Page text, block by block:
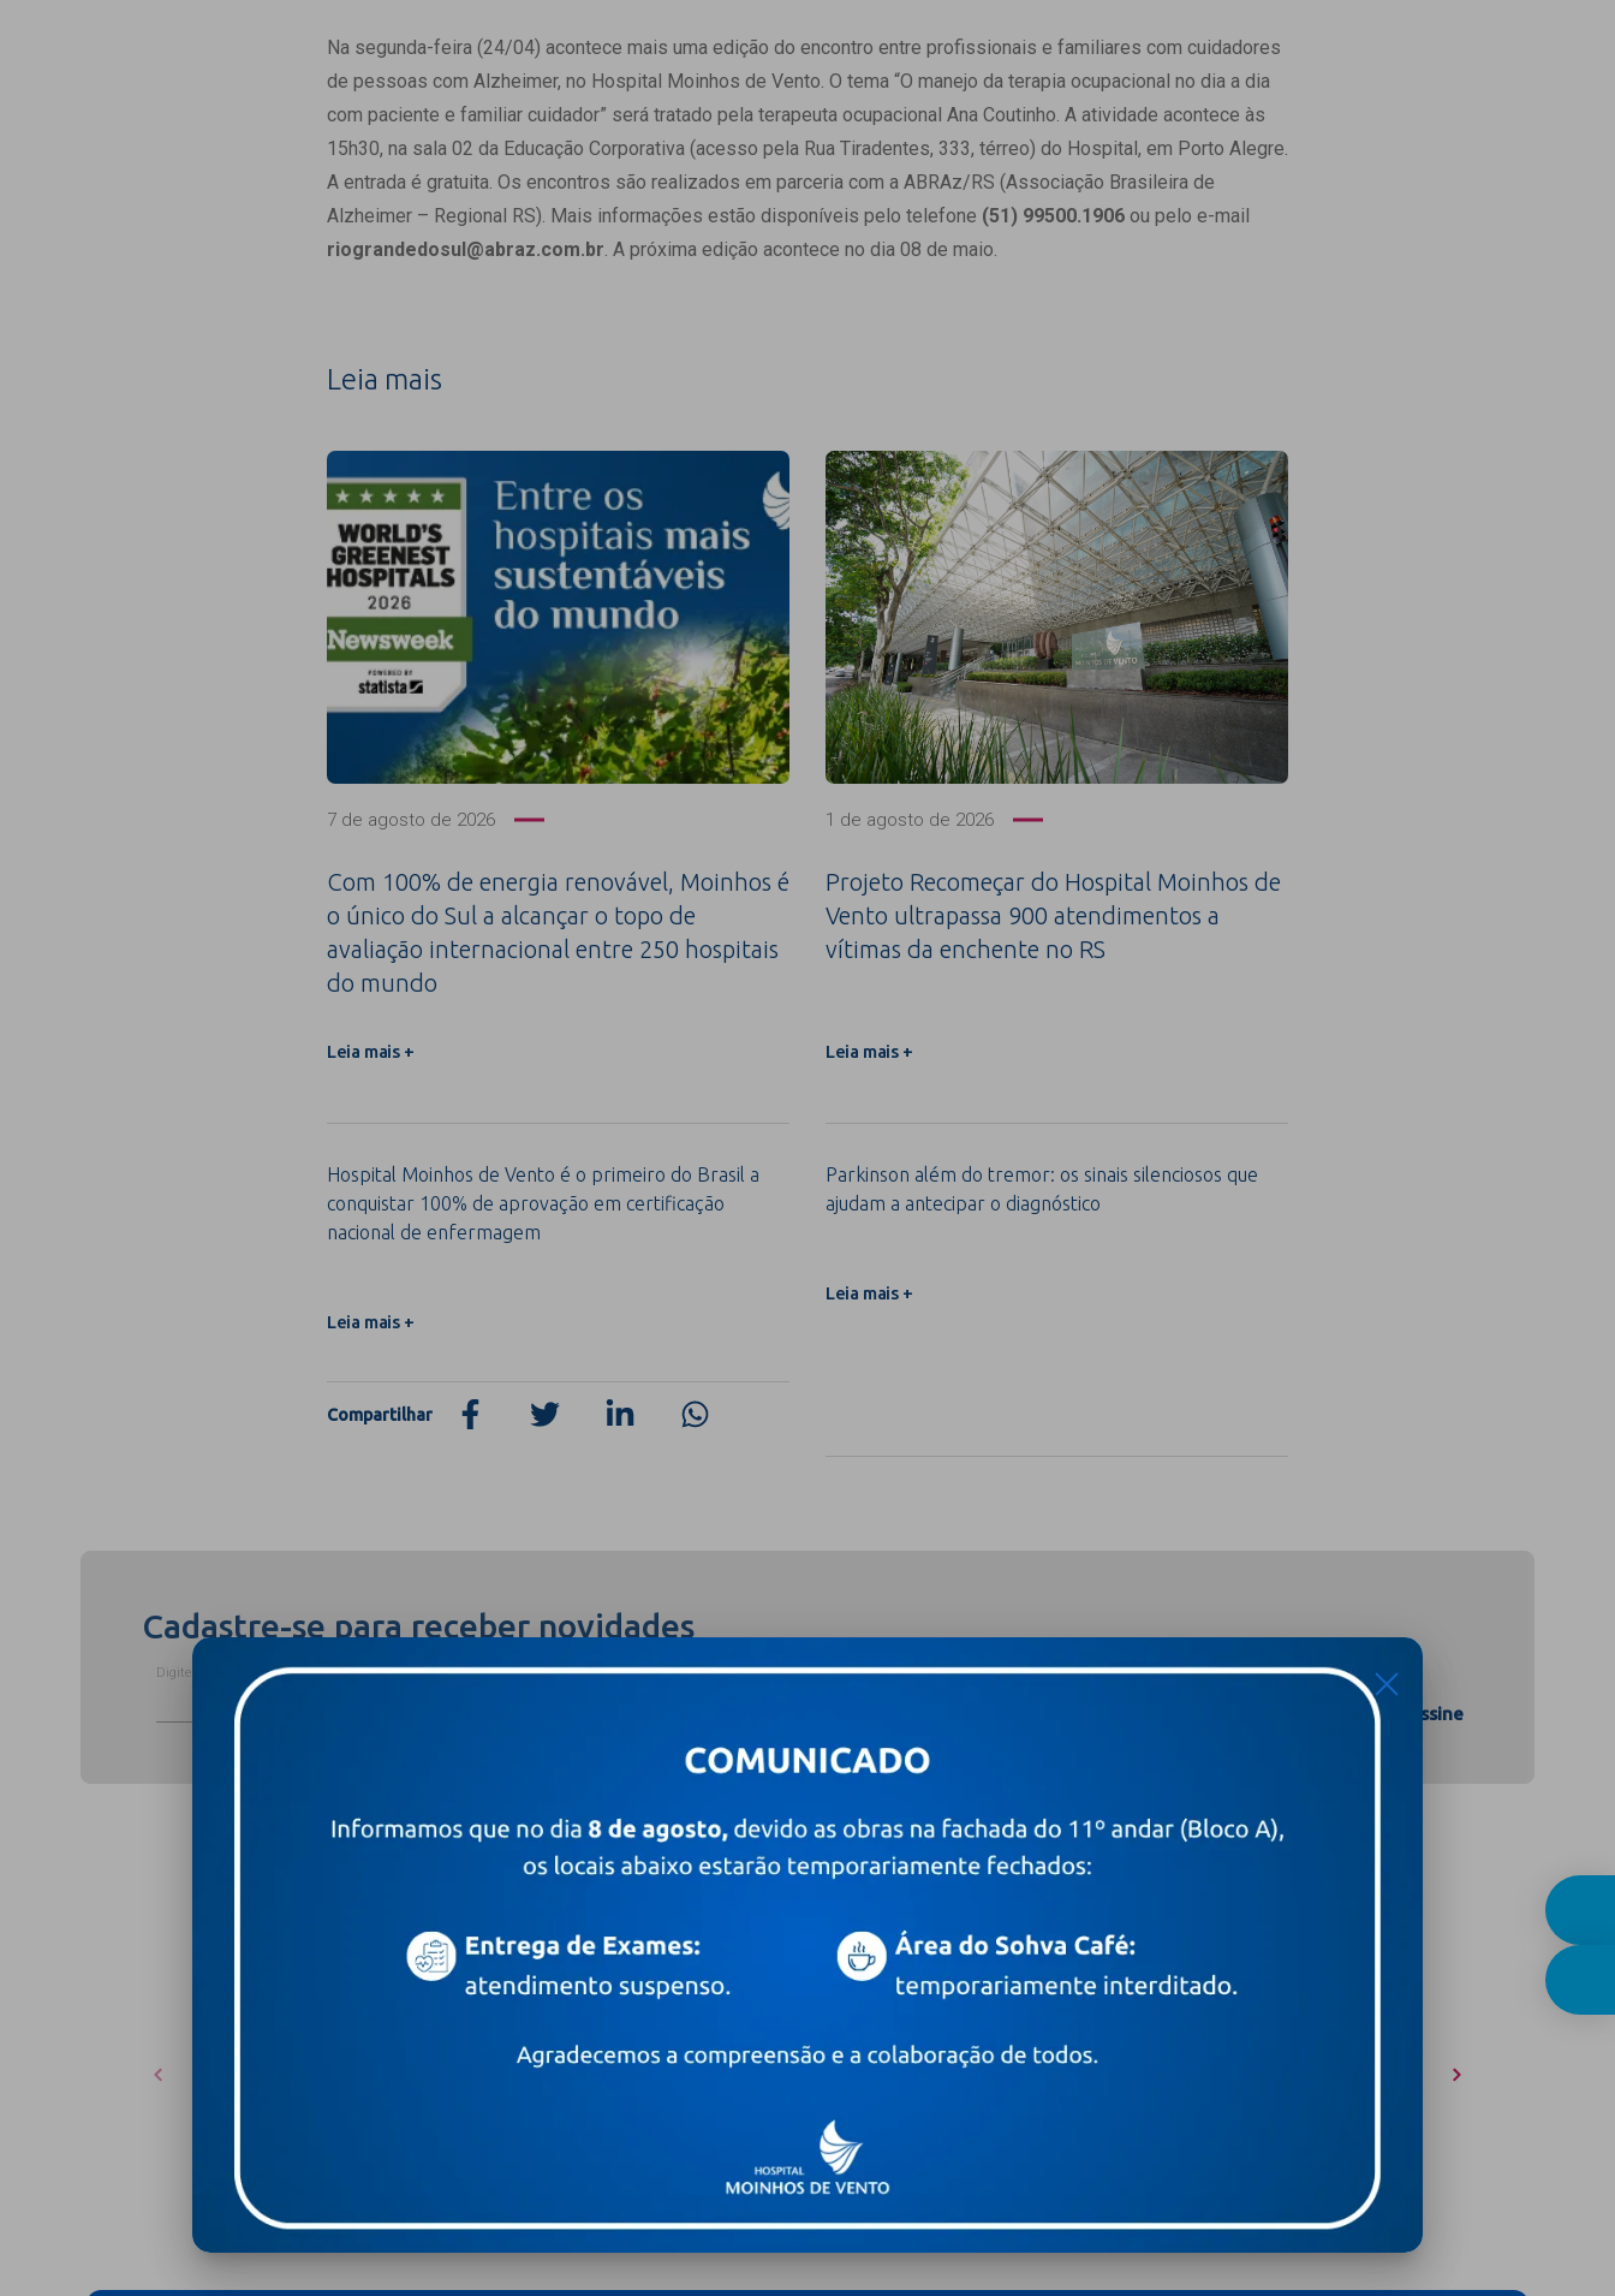
Estrutura de Gestão
Exames - Portal Médico
Farmácia
Fisioterapia
Responsabilidade Ambiental
Responsabilidade Social
Serviço Social
Saúde Digital Moinhos
Empresas
Tele Interconsultas
Cabine Telemedicina
Gestão do Cuidado
Na segunda-feira (24/04) acontece mais uma edição do encontro entre profissionais e familiares com cuidadores
de pessoas com Alzheimer, no Hospital Moinhos de Vento. O tema “O manejo da terapia ocupacional no dia a dia
com paciente e familiar cuidador” será tratado pela terapeuta ocupacional Ana Coutinho. A atividade acontece às
15h30, na sala 02 da Educação Corporativa (acesso pela Rua Tiradentes, 333, térreo) do Hospital, em Porto Alegre.
A entrada é gratuita. Os encontros são realizados em parceria com a ABRAz/RS (Associação Brasileira de
Alzheimer – Regional RS). Mais informações estão disponíveis pelo telefone (51) 99500.1906 ou pelo e-mail
riograndedosul@abraz.com.br. A próxima edição acontece no dia 08 de maio.
Leia mais
7 de agosto de 2026
Com 100% de energia renovável, Moinhos é
o único do Sul a alcançar o topo de
avaliação internacional entre 250 hospitais
do mundo
Leia mais +
1 de agosto de 2026
Projeto Recomeçar do Hospital Moinhos de
Vento ultrapassa 900 atendimentos a
vítimas da enchente no RS
Leia mais +
Hospital Moinhos de Vento é o primeiro do Brasil a
conquistar 100% de aprovação em certificação
nacional de enfermagem
Leia mais +
Parkinson além do tremor: os sinais silenciosos que
ajudam a antecipar o diagnóstico
Leia mais +
Compartilhar
Cadastre-se para receber novidades
Digite o seu nome completo Digite o seu e-mail
Assine
PRÊMIOS E CERTIFICAÇÕES
X